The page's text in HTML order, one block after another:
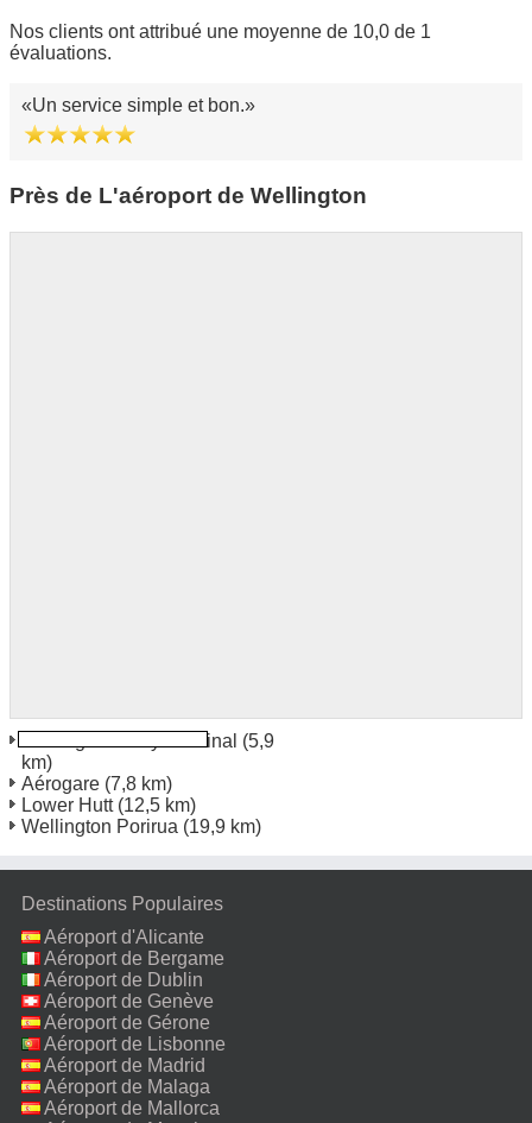
Nos clients ont attribué une moyenne de 10,0 de 1
évaluations.
Un service simple et bon.
Près de L'aéroport de Wellington
Wellington Ferry Terminal (5,9
km)
Aérogare (7,8 km)
Lower Hutt(12,5 km)
Wellington Porirua (19,9 km)
Destinations Populaires
Aéroport d'Alicante
Aéroport de Bergame
Aéroport de Dublin
Aéroport de Genève
Aéroport de Gérone
Aéroport de Lisbonne
Aéroport de Madrid
Aéroport de Malaga
Aéroport de Mallorca